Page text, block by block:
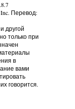
Inc. Перевод:
другой
только при
в
вами
говорится.